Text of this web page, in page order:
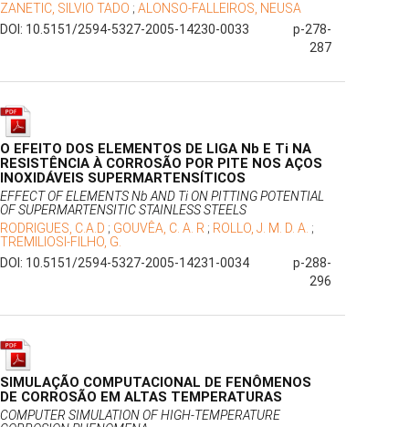
ZANETIC, SILVIO TADO ; ALONSO-FALLEIROS, NEUSA
DOI: 10.5151/2594-5327-2005-14230-0033
p-278-
287
O EFEITO DOS ELEMENTOS DE LIGA Nb E Ti NA
RESISTÊNCIA À CORROSÃO POR PITE NOS AÇOS
INOXIDÁVEIS SUPERMARTENSÍTICOS
EFFECT OF ELEMENTS Nb AND Ti ON PITTING POTENTIAL
OF SUPERMARTENSITIC STAINLESS STEELS
RODRIGUES, C.A.D ; GOUVÊA, C. A. R ; ROLLO, J. M. D. A. ;
TREMILIOSI-FILHO, G.
DOI: 10.5151/2594-5327-2005-14231-0034
p-288-
296
SIMULAÇÃO COMPUTACIONAL DE FENÔMENOS
DE CORROSÃO EM ALTAS TEMPERATURAS
COMPUTER SIMULATION OF HIGH-TEMPERATURE